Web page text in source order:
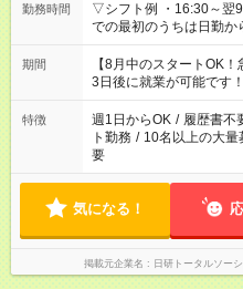
勤務時間
▽シフト例 ・16:30～翌
での最初のうちは日勤からのスタート
今ご覧のお仕事で希望
時間。 合計で週40時間
期間
【8月中のスタートOK
3日後に就業が可能です！
特徴 週1日からOK / 履歴書不
ト勤務 / 10名以上の大量
要
気になる！
掲載元企業名 日研トータルソー